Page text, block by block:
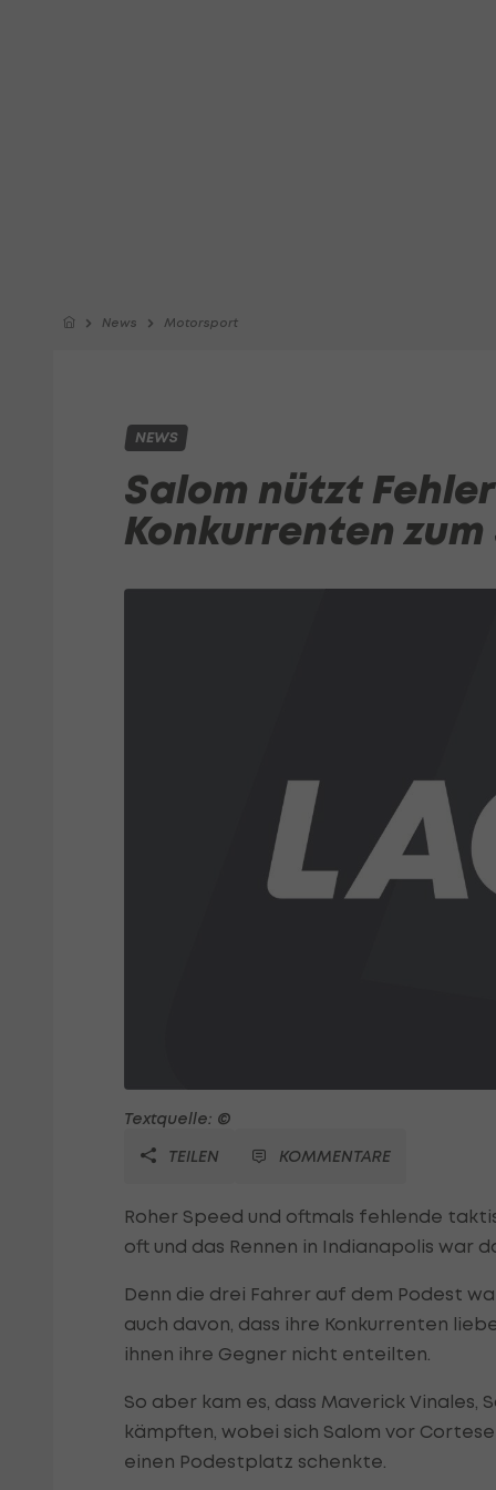
News Motorsport
NEWS
Salom nützt
Konkurrenten zum
Textquelle: ©
TEILEN
KOMMENTARE
Roher Speed und oftmals fehlende
oft und das Rennen in Indianapolis war
Denn die drei Fahrer auf dem Podest
auch davon, dass ihre Konkurrenten
ihnen ihre Gegner nicht enteilten.
So aber kam es, dass Maverick Vinales,
kämpften, wobei sich Salom vor
einen Podestplatz schenkte.